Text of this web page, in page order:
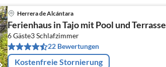
Herrera de Alcántara
Ferienhaus in Tajo mit Pool und Terrasse
6 Gäste3Schlafzimmer
22 Bewertungen
Kostenfreie Stornierung